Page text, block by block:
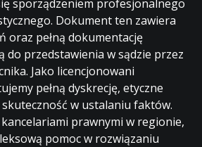
sporządzeniem profesjonalnego
Dokument ten zawiera
oraz pełną dokumentację
do przedstawienia w sądzie przez
Jako licencjonowani
pełną dyskrecję, etyczne
w ustalaniu faktów.
kancelariami prawnymi w regionie,
pomoc w rozwiązaniu